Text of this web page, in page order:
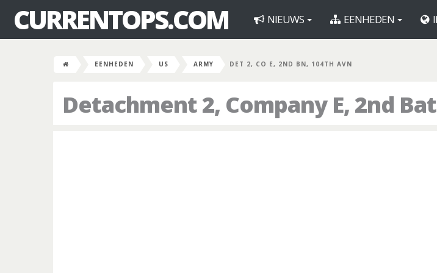
CURRENTOPS.COM NIEUWS EENHEDEN
EENHEDEN US ARMY DET 2, CO E, 2ND BN, 104TH AVN
Detachment 2, Company E, 2nd